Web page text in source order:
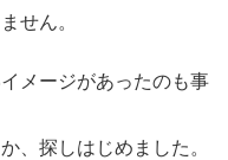
せん。
メージがあったのも事
、探しはじめました。